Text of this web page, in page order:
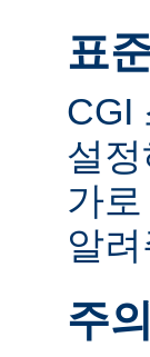
표
CGI
설
가로
알
주